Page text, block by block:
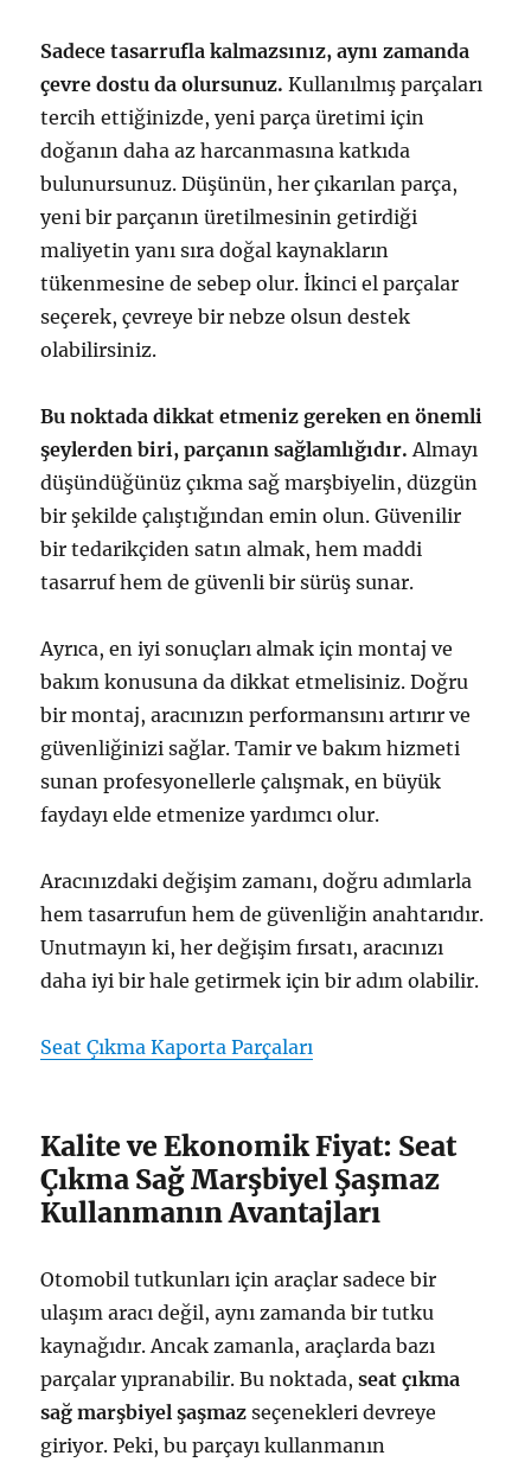
Sadece tasarrufla kalmazsınız, aynı zamanda
çevre dostu da olursunuz. Kullanılmış parçaları
tercih ettiğinizde, yeni parça üretimi için
doğanın daha az harcanmasına katkıda
bulunursunuz. Düşünün, her çıkarılan parça,
yeni bir parçanın üretilmesinin getirdiği
maliyetin yanı sıra doğal kaynakların
tükenmesine de sebep olur. İkinci el parçalar
seçerek, çevreye bir nebze olsun destek
olabilirsiniz.
Bu noktada dikkat etmeniz gereken en önemli
şeylerden biri, parçanın sağlamlığıdır. Almayı
düşündüğünüz çıkma sağ marşbiyelin, düzgün
bir şekilde çalıştığından emin olun. Güvenilir
bir tedarikçiden satın almak, hem maddi
tasarruf hem de güvenli bir sürüş sunar.
Ayrıca, en iyi sonuçları almak için montaj ve
bakım konusuna da dikkat etmelisiniz. Doğru
bir montaj, aracınızın performansını artırır ve
güvenliğinizi sağlar. Tamir ve bakım hizmeti
sunan profesyonellerle çalışmak, en büyük
faydayı elde etmenize yardımcı olur.
Aracınızdaki değişim zamanı, doğru adımlarla
hem tasarrufun hem de güvenliğin anahtarıdır.
Unutmayın ki, her değişim fırsatı, aracınızı
daha iyi bir hale getirmek için bir adım olabilir.
Seat Çıkma Kaporta Parçaları
Kalite ve Ekonomik Fiyat: Seat
Çıkma Sağ Marşbiyel Şaşmaz
Kullanmanın Avantajları
Otomobil tutkunları için araçlar sadece bir
ulaşım aracı değil, aynı zamanda bir tutku
kaynağıdır. Ancak zamanla, araçlarda bazı
parçalar yıpranabilir. Bu noktada,seat çıkma
sağ marşbiyel şaşmaz seçenekleri devreye
giriyor. Peki, bu parçayı kullanmanın